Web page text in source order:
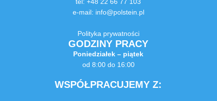
e-mail: info@polstein.pl
Polityka prywatności
GODZINY PRACY
Poniedziałek – piątek
od 8:00 do 16:00
WSPÓŁPRACUJEMY Z: